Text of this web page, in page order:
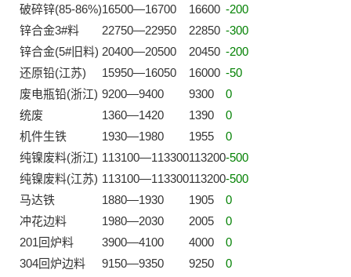
破碎锌(85-86%)16500—16700 16600 -200
锌合金3#料
22750—22950 22850 -300
锌合金(5#旧料) 20400—20500 20450 -200
还原铅(江苏)
15950—16050 16000 -50
废电瓶铅(浙江) 9200—9400 9300
0
统废
1360—1420 1390
0
机件生铁
1930—1980 1955
0
纯镍废料(浙江) 113100—113300113200-500
纯镍废料(江苏) 113100—113300113200-500
马达铁
1880—1930 1905
0
冲花边料
1980—2030 2005
0
201回炉料
3900—4100 4000
0
304回炉边料
9150—9350 9250
0